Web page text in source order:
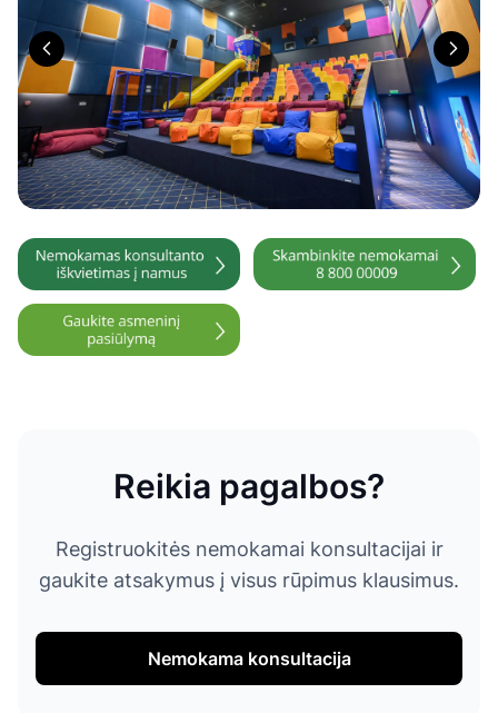
Reikia pagalbos?
Registruokitės nemokamai konsultacijai ir
gaukite atsakymus į visus rūpimus klausimus.
Nemokama konsultacija